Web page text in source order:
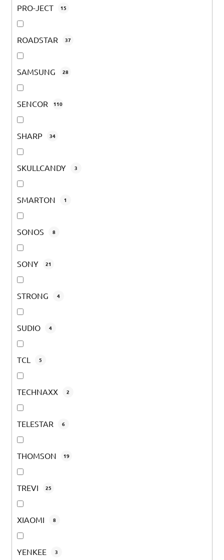
PRO-JECT 15
ROADSTAR 37
SAMSUNG 28
SENCOR 110
SHARP 34
SKULLCANDY 3
SMARTON 1
SONOS 8
SONY 21
STRONG 4
SUDIO 4
TCL 5
TECHNAXX 2
TELESTAR 6
THOMSON 19
TREVI 25
XIAOMI 8
YENKEE 3